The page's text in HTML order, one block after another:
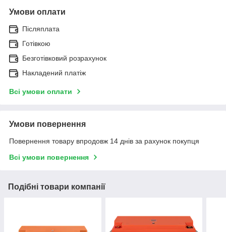
Умови оплати
Післяплата
Готівкою
Безготівковий розрахунок
Накладений платіж
Всі умови оплати
Умови повернення
Повернення товару впродовж 14 днів за рахунок покупця
Всі умови повернення
Подібні товари компанії